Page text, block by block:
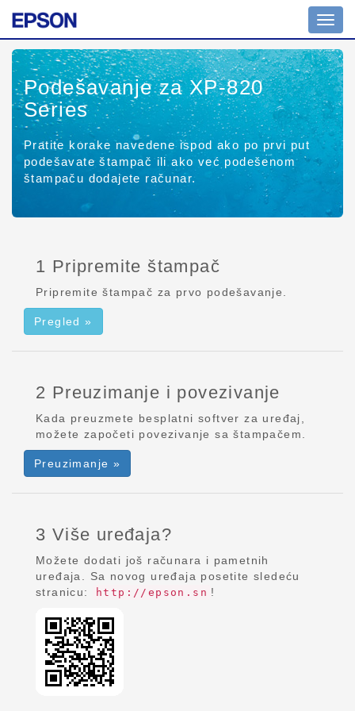
Izbor
Podešavanje za XP-820
Series
Pratite korake navedene ispod ako po prvi put
podešavate štampač ili ako već podešenom
štampaču dodajete računar.
1 Pripremite štampač
Pripremite štampač za prvo podešavanje.
Pregled »
2 Preuzimanje i povezivanje
Kada preuzmete besplatni softver za uređaj,
možete započeti povezivanje sa štampačem.
Preuzimanje »
3 Više uređaja?
Možete dodati još računara i pametnih
uređaja. Sa novog uređaja posetite sledeću
stranicu:
http://epson.sn !